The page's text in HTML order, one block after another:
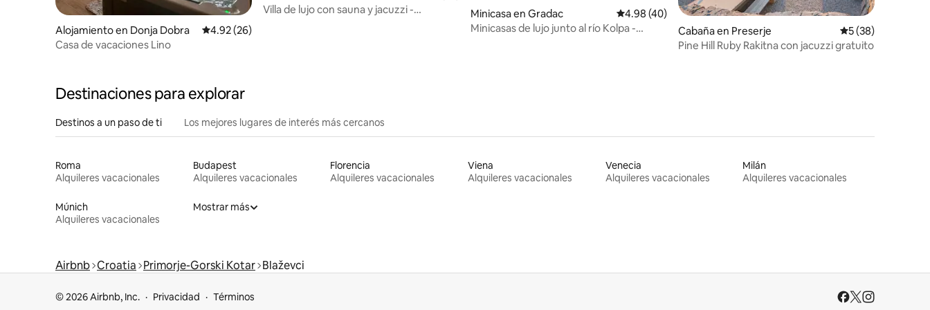
Alojamiento en Donja Dobra Calificación promedio: 4.92 de 5, 26 reseñas
4.92 (26)
Casa de vacaciones Lino
Villa de lujo con sauna y jacuzzi -
Minicasa en Gradac Calificación promedio: 4.98 de 5, 40 reseñas
4.98 (40)
Minicasas de lujo junto al río Kolpa -
Cabaña en Preserje Calificación
5 (38)
Pine Hill Ruby Rakitna con jacuzzi gratuito
Destinaciones para explorar
Destinos a un paso de ti Los mejores lugares de interés más cercanos
Roma
Alquileres vacacionales
Budapest
Alquileres vacacionales
Florencia
Alquileres vacacionales
Viena
Alquileres vacacionales
Venecia
Alquileres vacacionales
Milán
Alquileres vacacionales
Múnich
Alquileres vacacionales
Mostrar más
Airbnb Croatia Primorje-Gorski Kotar Blaževci
© 2026 Airbnb, Inc. Privacidad Términos